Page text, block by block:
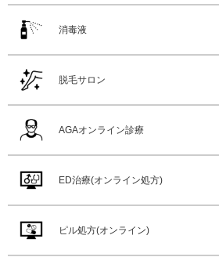
消毒液
脱毛サロン
AGAオンライン診療
ED治療(オンライン処方)
ピル処方(オンライン)